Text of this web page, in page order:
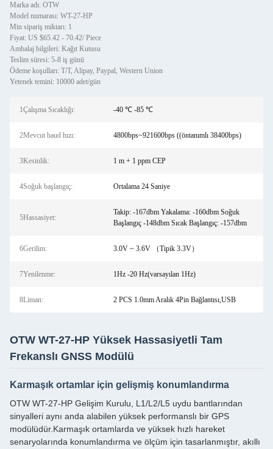
Marka adı: OTW
Model numarası: WT-27-HP
Min sipariş miktarı: 1
Fiyat: US $65.42 - 70.42/ Piece
Ambalaj bilgileri: Kağıt Kutusu
Teslim süresi: 5-8 iş günü
Ödeme koşulları: T/T, Alipay, Paypal, Western Union
Yetenek temini: 10000 adet/gün
1Çalışma Sıcaklığı: -40 ℃ -85 ℃
2Mevcut baud hızı: 4800bps~921600bps ((öntanımlı 38400bps)
3Kesinlik: 1 m + 1 ppm CEP
4Soğuk başlangıç: Ortalama 24 Saniye
5Hassasiyet:
Takip: -167dbm Yakalama: -160dbm Soğuk
Başlangıç -148dbm Sıcak Başlangıç: -157dbm
6Gerilim: 3.0V ~ 3.6V （Tipik 3.3V）
7Yenilenme: 1Hz -20 Hz(varsayılan 1Hz)
8Liman: 2 PCS 1.0mm Aralık 4Pin Bağlantısı,USB
OTW WT-27-HP Yüksek Hassasiyetli Tam
Frekanslı GNSS Modülü
Karmaşık ortamlar için gelişmiş konumlandırma
OTW WT-27-HP Gelişim Kurulu, L1/L2/L5 uydu bantlarından
sinyalleri aynı anda alabilen yüksek performanslı bir GPS
modülüdür.Karmaşık ortamlarda ve yüksek hızlı hareket
senaryolarında konumlandırma ve ölçüm için tasarlanmıştır, akıllı